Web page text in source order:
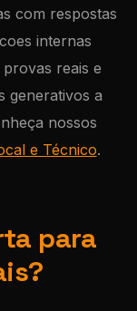
com respostas
internas
reais e
generativos a
nossos
e Técnico.
para